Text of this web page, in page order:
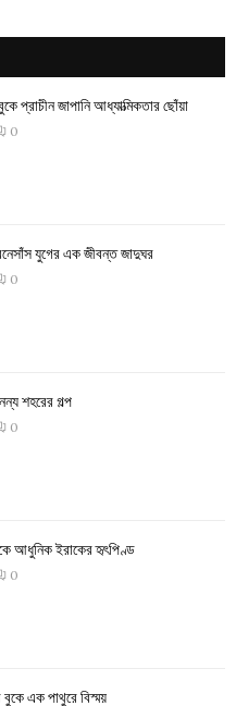
প্রাচীন জাপানি আধ্যাত্মিকতার ছোঁয়া
0
যুগের এক জীবন্ত জাদুঘর
0
শহরের গল্প
0
আধুনিক ইরাকের হৃৎপিণ্ড
0
এক পাথুরে বিস্ময়